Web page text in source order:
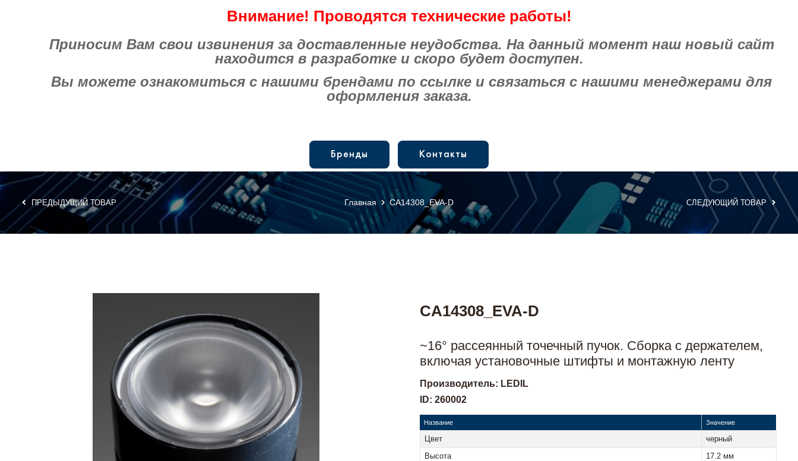
Внимание! Проводятся технические работы!
Приносим Вам свои извинения за доставленные неудобства. На данный момент наш новый сайт
находится в разработке и скоро будет доступен.
Вы можете ознакомиться с нашими брендами по ссылке и связаться с нашими менеджерами для
оформления заказа.
Бренды Контакты
ПРЕДЫДУЩИЙ ТОВАР СЛЕДУЮЩИЙ ТОВАР
Главная CA14308_EVA-D
CA14308_EVA-D
~16° рассеянный точечный пучок. Сборка с держателем,
включая установочные штифты и монтажную ленту
Производитель: LEDIL
ID: 260002
Название Значение
Цвет
черный
Высота
17.2 мм